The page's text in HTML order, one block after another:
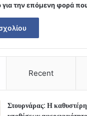
για την επόμενη φορά
Recent
Στουρνάρας: Η